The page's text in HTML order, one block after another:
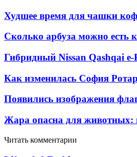
Худшее время для чашки
Сколько арбуза можно есть
Гибридный Nissan Qashqai
Как изменилась София
Появились изображения
Жара опасна для животных:
Читать комментарии